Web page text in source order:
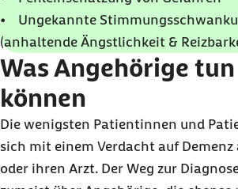
• Ungekannte
(anhaltende Ängstlichkeit &
Was Angehörige tun
können
Die wenigsten Patientinnen und
sich mit einem Verdacht auf
oder ihren Arzt. Der Weg zur